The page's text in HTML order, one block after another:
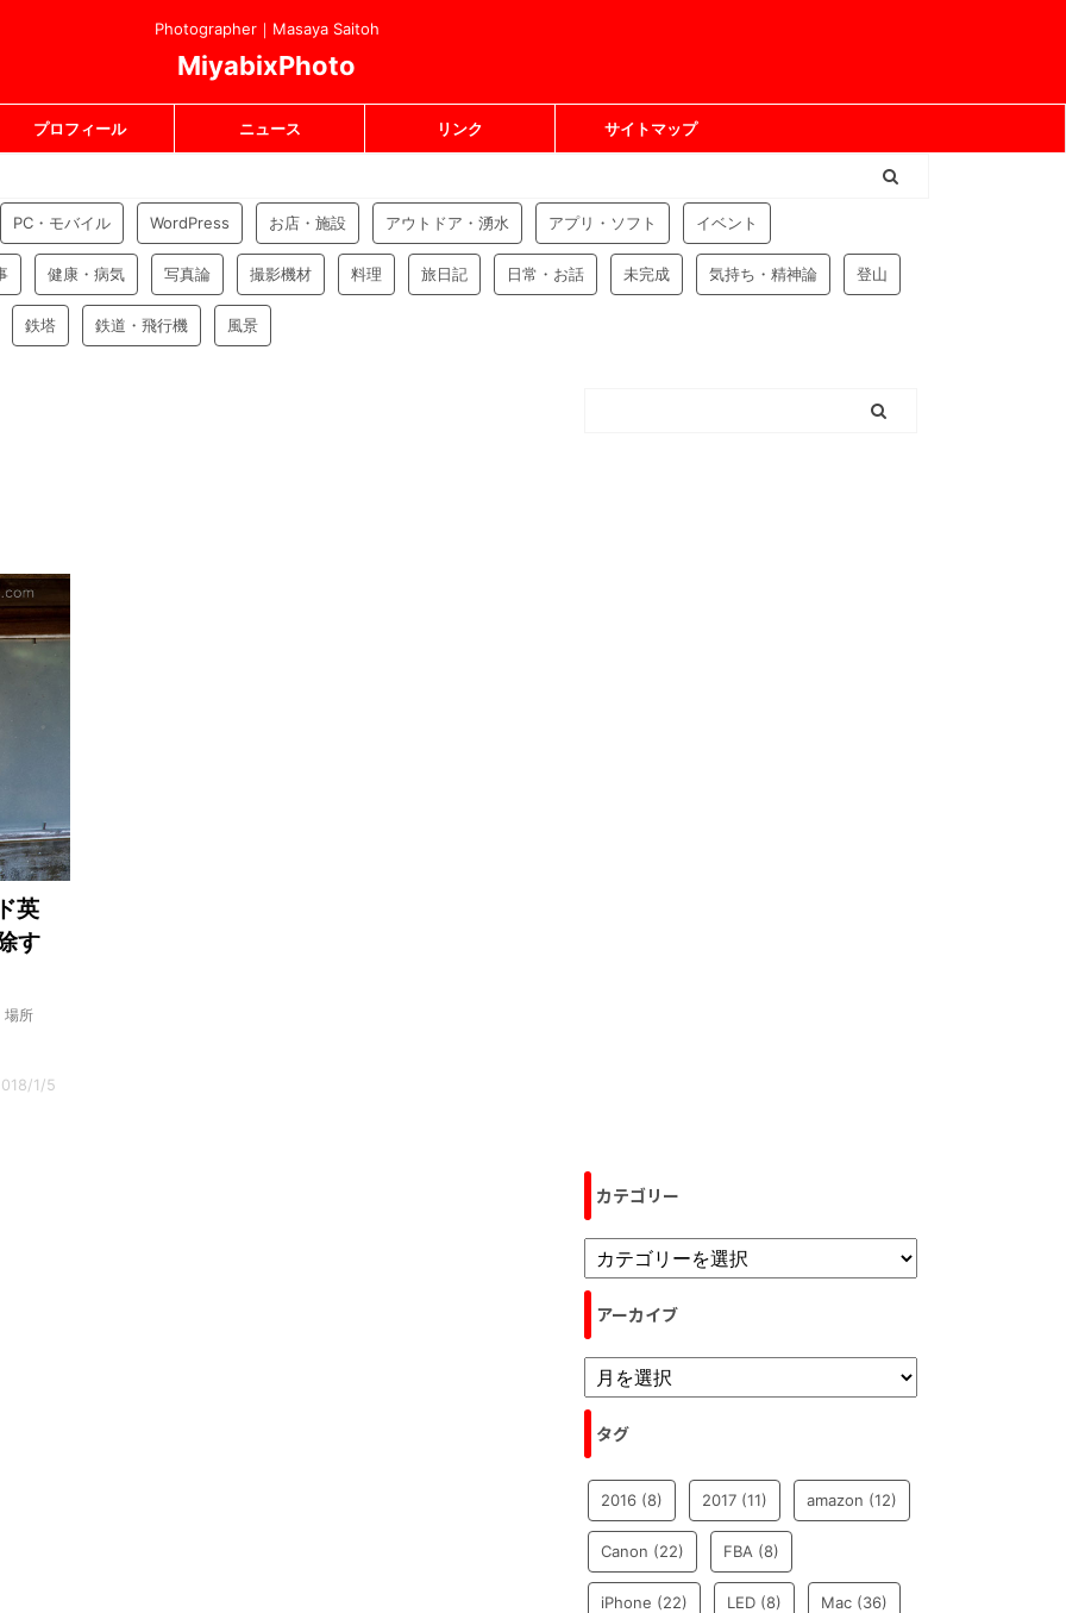
Photographer｜Masaya Saitoh
MiyabixPhoto
プロフィール ニュース リンク サイトマップ
PC・モバイル WordPress お店・施設 アウトドア・湧水 アプリ・ソフト イベント
健康・病気 写真論 撮影機材 料理 旅日記 日常・お話 未完成 気持ち・精神論 登山
鉄塔 鉄道・飛行機 風景
英
す
場所
1/5
カテゴリー
アーカイブ
タグ
2016 (8) 2017 (11) amazon (12)
Canon (22) FBA (8)
iPhone (22) LED (8) Mac (36)